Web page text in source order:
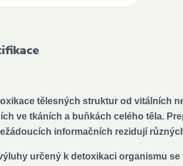
tělesných struktur od vitálních
ve tkáních a buňkách celého těla.
informačních rezidují
určený k detoxikaci organismu